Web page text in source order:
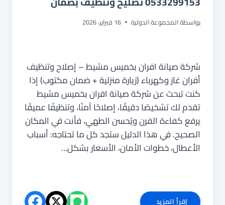
بواسطةالمجموعة الدولية 16 فبراير، 2026
شركة صيانة افران بخميس مشيط – إصلاح وتنظيف
أفران غاز وكهرباء (زيارة منزلية + ضمان مكتوب) إذا
كنت تبحث عن شركة صيانة افران بخميس مشيط
تقدم لك تشخيصًا دقيقًا، إصلاحًا آمنًا، وتنظيفًا عميقًا
يرفع كفاءة الفرن ويُحسن الطهي، فأنت في المكان
الصحيح. في هذا الدليل ستجد كل ما تحتاجه: أسباب
الأعطال، خطوات الأمان، الأسعار بشكل…
إقرأ المزيدشركة